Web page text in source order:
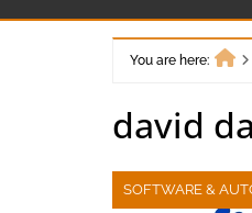
You are here:
david
SOFTWARE &